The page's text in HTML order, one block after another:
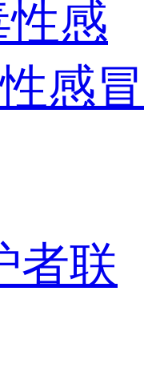
感
感冒
者联